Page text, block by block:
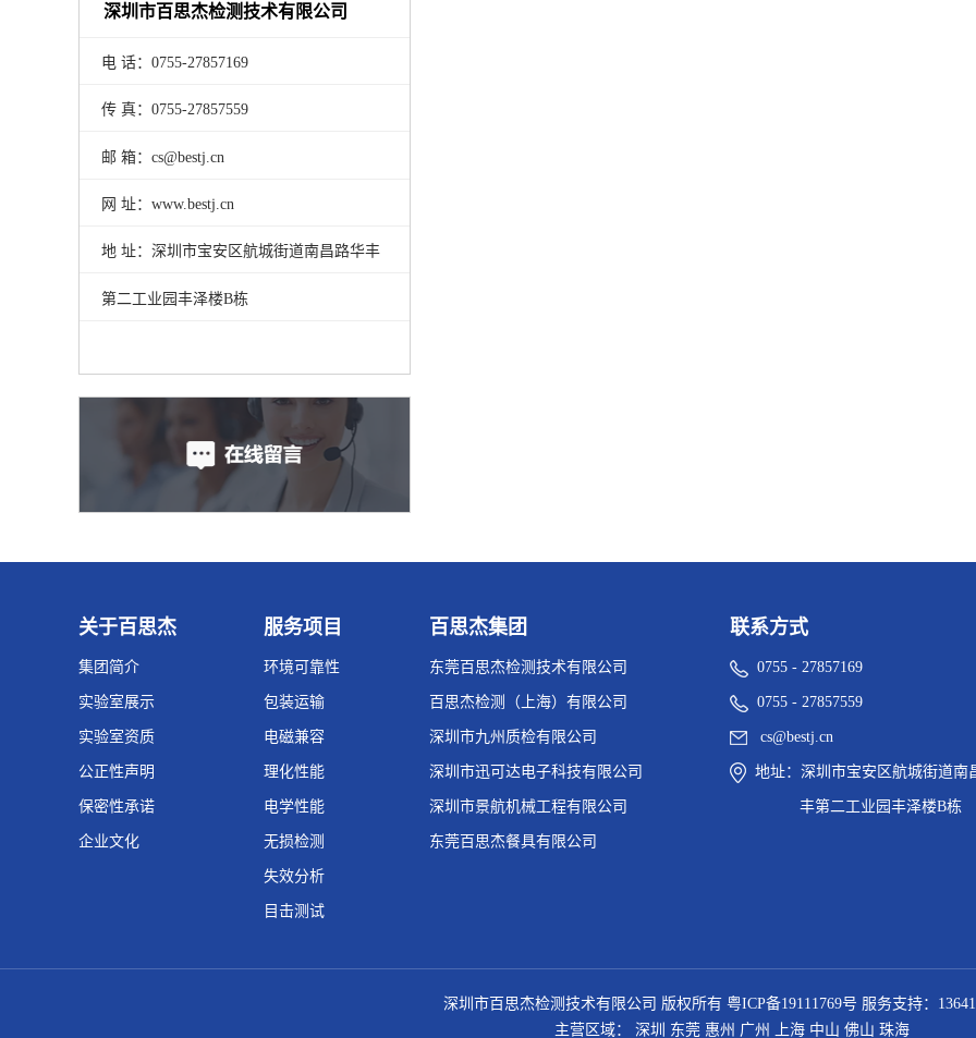
深圳市百思杰检测技术有限公司
电 话：0755-27857169
传 真：0755-27857559
邮 箱：cs@bestj.cn
网 址：www.bestj.cn
地 址：深圳市宝安区航城街道南昌路华丰
第二工业园丰泽楼B栋
关于百思杰
集团简介
实验室展示
实验室资质
公正性声明
保密性承诺
企业文化
服务项目
环境可靠性
包装运输
电磁兼容
理化性能
电学性能
无损检测
失效分析
目击测试
百思杰集团
东莞百思杰检测技术有限公司
百思杰检测（上海）有限公司
深圳市九州质检有限公司
深圳市迅可达电子科技有限公司
深圳市景航机械工程有限公司
东莞百思杰餐具有限公司
联系方式
0755 - 27857169
0755 - 27857559
cs@bestj.cn
地址：深圳市宝安区航城街道南
丰第二工业园丰泽楼B栋
深圳市百思杰检测技术有限公司 版权所有 粤ICP备19111769号 服务支持：
主营区域： 深圳 东莞 惠州 广州 上海 中山 佛山 珠海